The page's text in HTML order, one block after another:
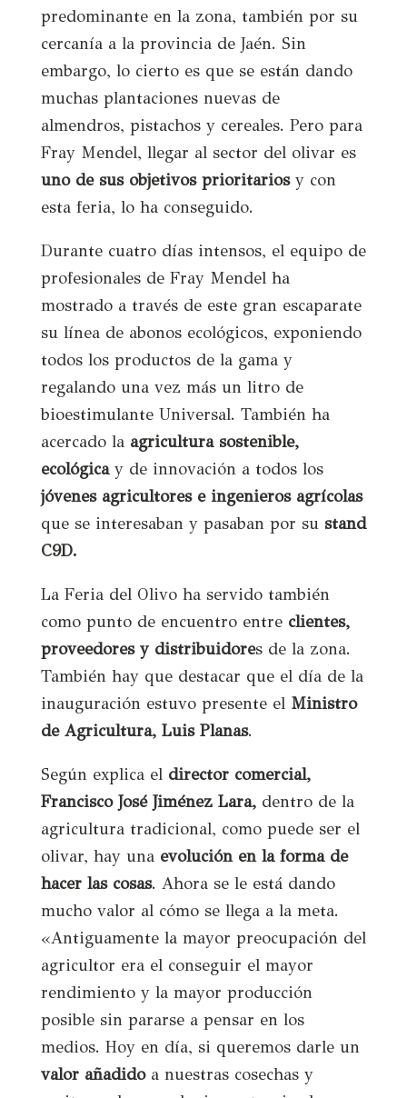
predominante en la zona, también por su
cercanía a la provincia de Jaén. Sin
embargo, lo cierto es que se están dando
muchas plantaciones nuevas de
almendros, pistachos y cereales. Pero para
Fray Mendel, llegar al sector del olivar es
uno de sus objetivos prioritariosy con
esta feria, lo ha conseguido.
Durante cuatro días intensos, el equipo de
profesionales de Fray Mendel ha
mostrado a través de este gran escaparate
su línea de abonos ecológicos, exponiendo
todos los productos de la gama y
regalando una vez más un litro de
bioestimulante Universal. También ha
acercado la agricultura sostenible,
ecológicay de innovación a todos los
jóvenes agricultores e ingenieros agrícolas
que se interesaban y pasaban por su stand
C9D.
La Feria del Olivo ha servido también
como punto de encuentro entre clientes,
proveedores y distribuidores de la zona.
También hay que destacar que el día de la
inauguración estuvo presente el Ministro
de Agricultura, Luis Planas.
Según explica el director comercial,
Francisco José Jiménez Lara,dentro de la
agricultura tradicional, como puede ser el
olivar, hay una evolución en la forma de
hacer las cosas. Ahora se le está dando
mucho valor al cómo se llega a la meta.
«Antiguamente la mayor preocupación del
agricultor era el conseguir el mayor
rendimiento y la mayor producción
posible sin pararse a pensar en los
medios. Hoy en día, si queremos darle un
valor añadidoa nuestras cosechas y